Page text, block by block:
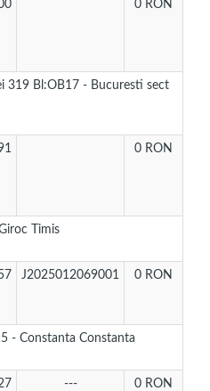
0 RON
319 Bl:OB17 - Bucuresti sect
0 RON
Timis
J2025012069001 0 RON
- Constanta Constanta
--- 0 RON